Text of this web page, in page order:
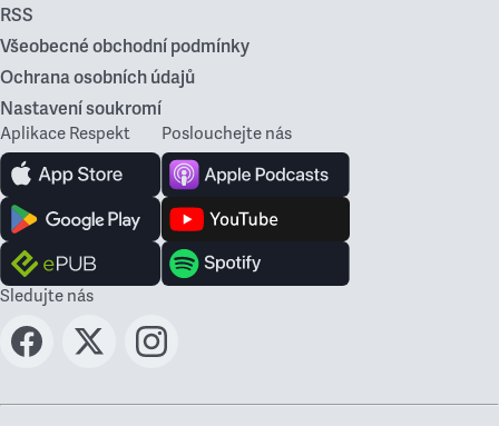
RSS
Všeobecné obchodní podmínky
Ochrana osobních údajů
Nastavení soukromí
Aplikace Respekt Poslouchejte nás
Sledujte nás